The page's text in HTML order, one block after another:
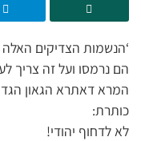
‘הנשמות הצדיקים
הם נרמסו ועל זה צריך
המרא דאתרא הגאון
כותרת:
לא לדחוף יהודי!